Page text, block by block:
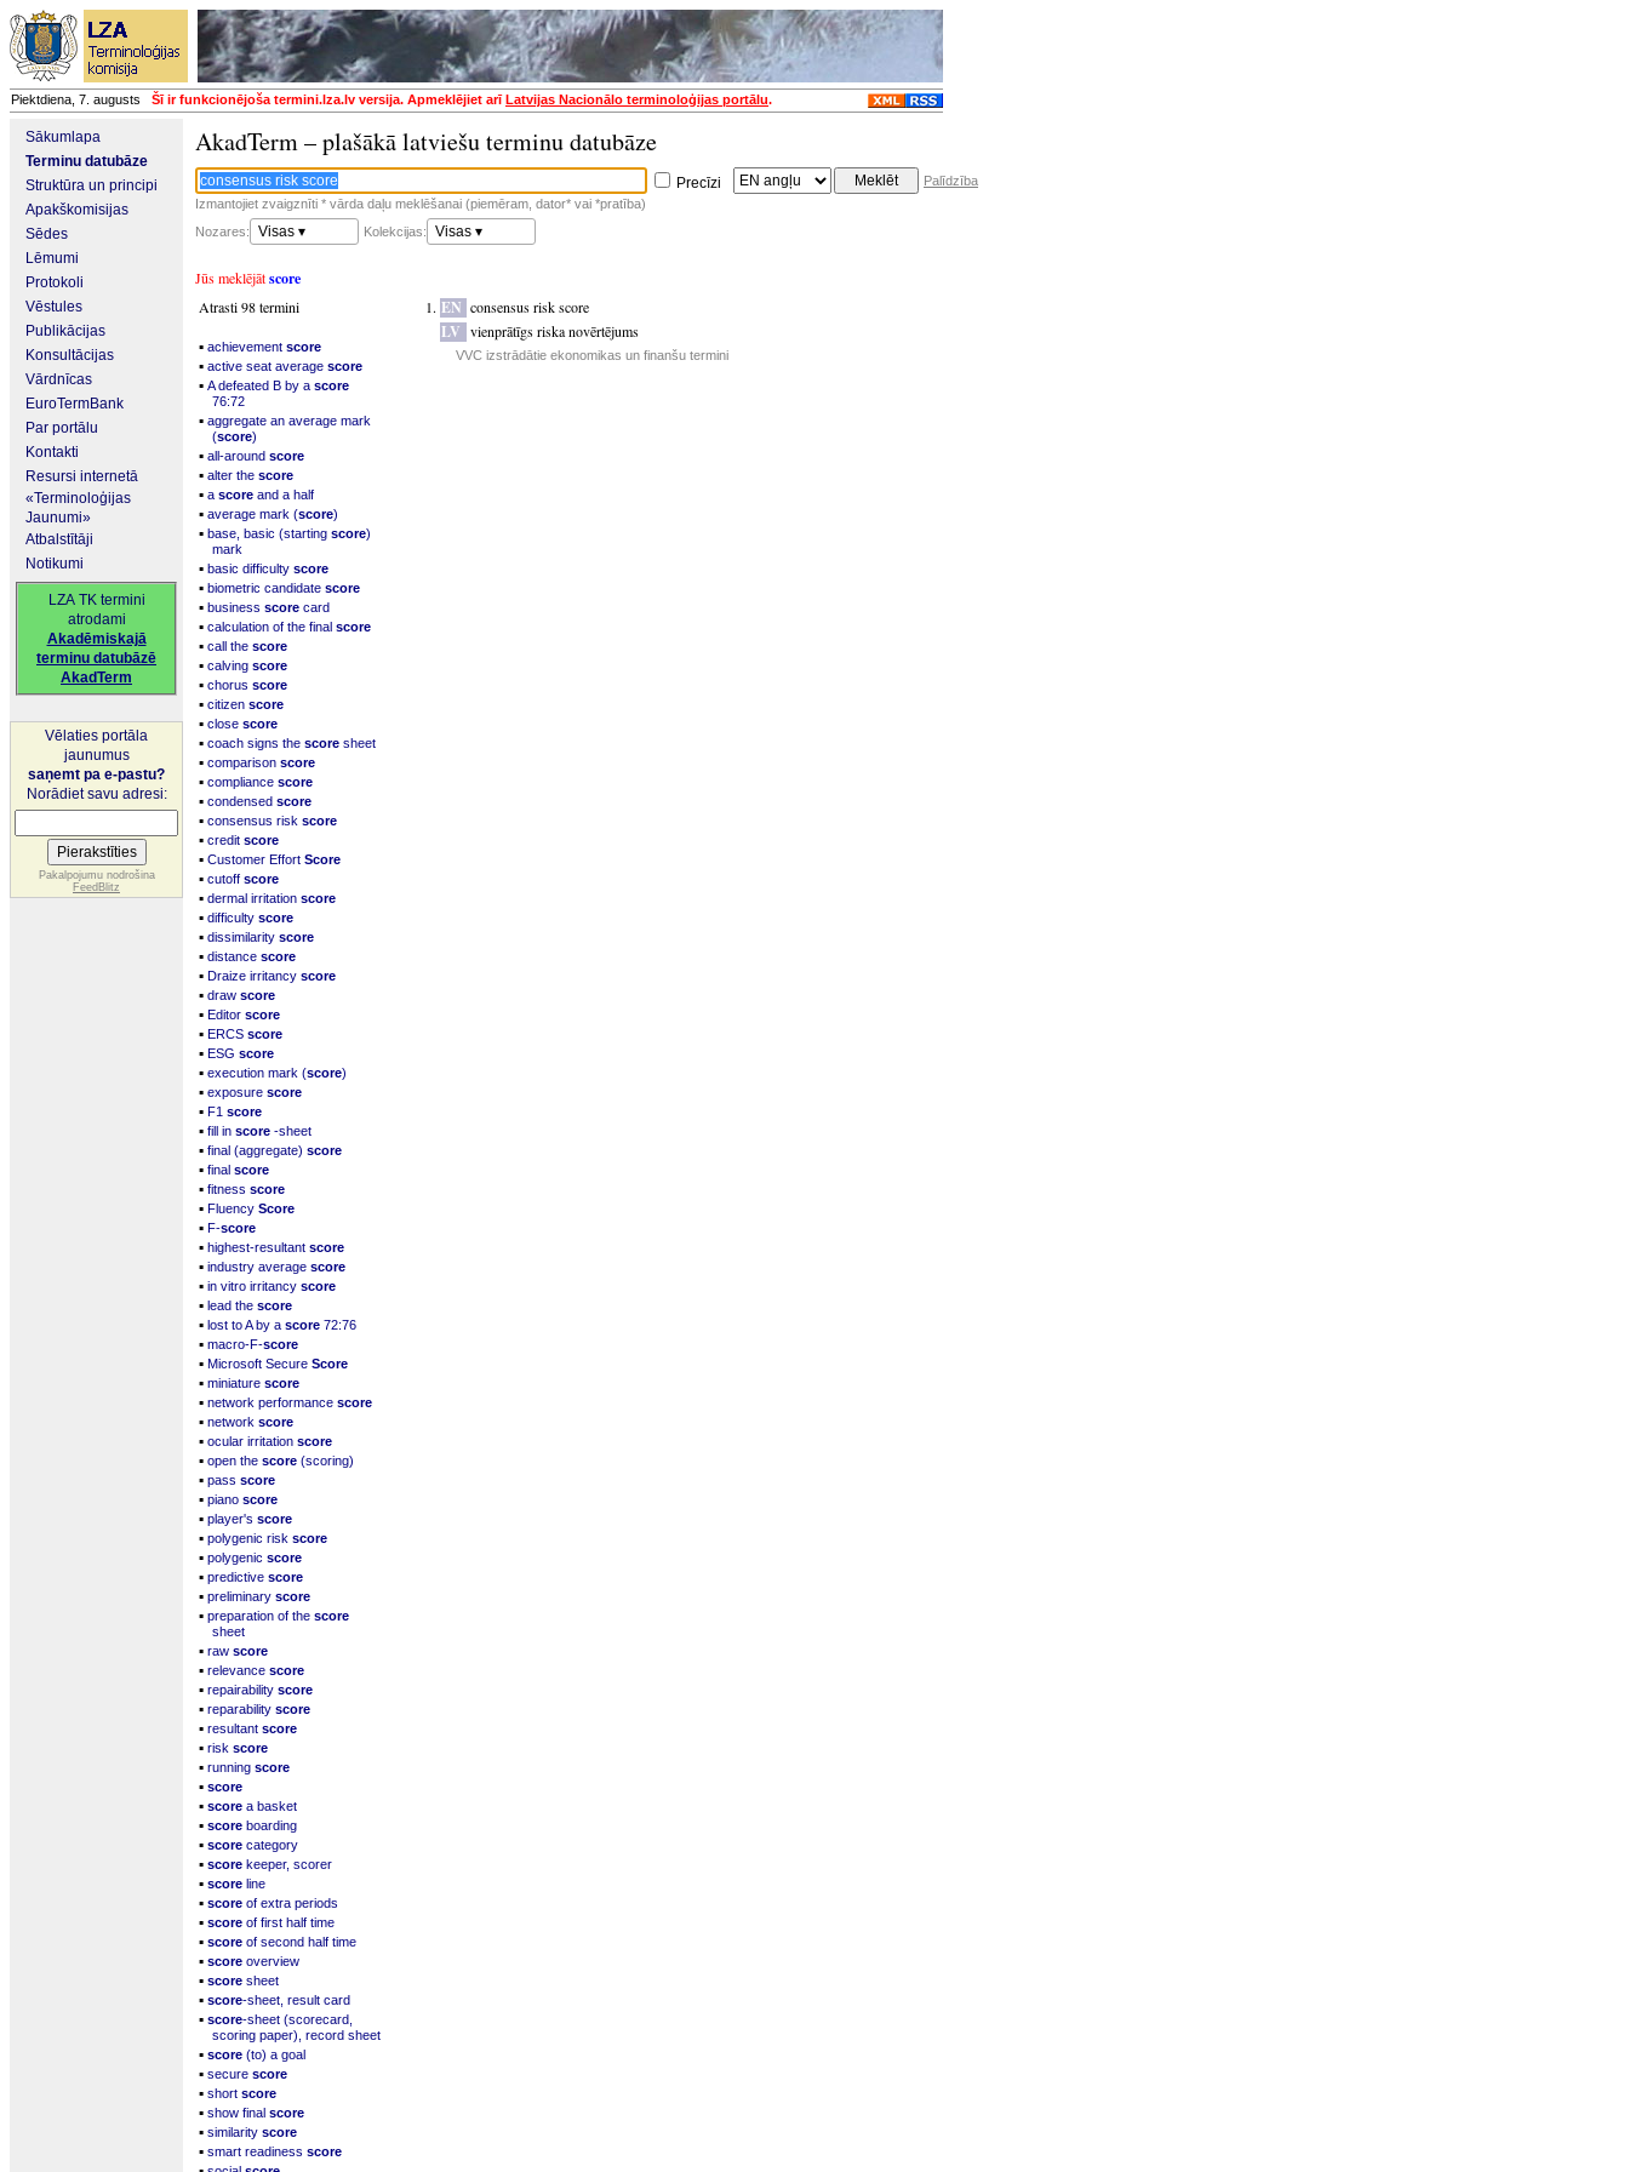
Piektdiena, 7. augusts Šī ir funkcionējoša termini.lza.lv versija. Apmeklējiet arīLatvijas Nacionālo terminoloģijas portālu.
Sākumlapa
Terminu datubāze
Struktūra un principi
Apakškomisijas
Sēdes
Lēmumi
Protokoli
Vēstules
Publikācijas
Konsultācijas
Vārdnīcas
EuroTermBank
Par portālu
Kontakti
Resursi internetā
«Terminoloģijas
Jaunumi»
Atbalstītāji
Notikumi
LZA TK termini
atrodami
Akadēmiskajā
terminu datubāzē
AkadTerm
Vēlaties portāla
jaunumus
saņemt pa e-pastu?
Norādiet savu adresi:
Pakalpojumu nodrošina
FeedBlitz
AkadTerm – plašākā latviešu terminu datubāze
Precīzi
Palīdzība
Izmantojiet zvaigznīti * vārda daļu meklēšanai (piemēram, dator* vai *pratība)
Nozares:
Visas ▾ Kolekcijas: Visas ▾
Jūs meklējātscore
Atrasti 98 termini
▪ achievement score
▪ active seat average score
▪ A defeated B by a score
76:72
▪ aggregate an average mark
(score)
▪ all-around score
▪ alter the score
▪ a score and a half
▪ average mark (score)
▪ base, basic (starting score)
mark
▪ basic difficulty score
▪ biometric candidate score
▪ business score card
▪ calculation of the final score
▪ call the score
▪ calving score
▪ chorus score
▪ citizen score
▪ close score
▪ coach signs the score sheet
▪ comparison score
▪ compliance score
▪ condensed score
▪ consensus risk score
▪ credit score
▪ Customer Effort Score
▪ cutoff score
▪ dermal irritation score
▪ difficulty score
▪ dissimilarity score
▪ distance score
▪ Draize irritancy score
▪ draw score
▪ Editor score
▪ ERCS score
▪ ESG score
▪ execution mark (score)
▪ exposure score
▪ F1 score
▪ fill in score -sheet
▪ final (aggregate) score
▪ final score
▪ fitness score
▪ Fluency Score
▪ F-score
▪ highest-resultant score
▪ industry average score
▪ in vitro irritancy score
▪ lead the score
▪ lost to A by a score 72:76
▪ macro-F-score
▪ Microsoft Secure Score
▪ miniature score
▪ network performance score
▪ network score
▪ ocular irritation score
▪ open the score (scoring)
▪ pass score
▪ piano score
▪ player's score
▪ polygenic risk score
▪ polygenic score
▪ predictive score
▪ preliminary score
▪ preparation of the score
sheet
▪ raw score
▪ relevance score
▪ repairability score
▪ reparability score
▪ resultant score
▪ risk score
▪ running score
▪ score
▪ score a basket
▪ score boarding
▪ score category
▪ score keeper, scorer
▪ score line
▪ score of extra periods
▪ score of first half time
▪ score of second half time
▪ score overview
▪ score sheet
▪ score-sheet, result card
▪ score-sheet (scorecard,
scoring paper), record sheet
▪ score (to) a goal
▪ secure score
▪ short score
▪ show final score
▪ similarity score
▪ smart readiness score
EN consensus risk score
LV vienprātīgs riska novērtējums
VVC izstrādātie ekonomikas un finanšu termini